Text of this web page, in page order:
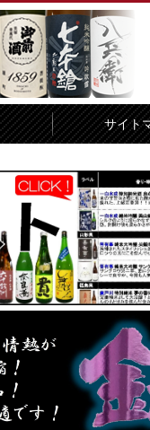
サイト